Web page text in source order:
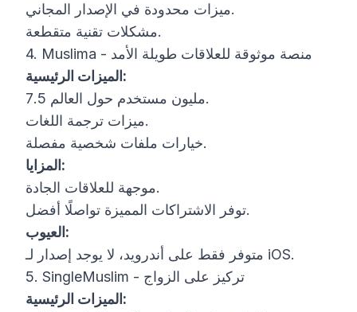
ميزات محدودة في الإصدار المجاني.
مشكلات تقنية متقطعة.
4. Muslima - منصة موثوقة للعلاقات طويلة الأمد
الميزات الرئيسية:
7.5 مليون مستخدم حول العالم.
ميزات ترجمة اللغات.
خيارات ملفات شخصية مفصلة.
المزايا:
موجهة للعلاقات الجادة.
توفر الاشتراكات المميزة تواصلًا أفضل.
العيوب:
متوفر فقط على أندرويد، لا يوجد إصدار لـ iOS.
5. SingleMuslim - تركيز على الزواج
الميزات الرئيسية: